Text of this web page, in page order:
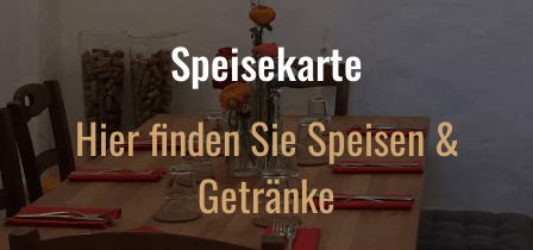
Speisekarte
Hier finden Sie Speisen &
Getränke